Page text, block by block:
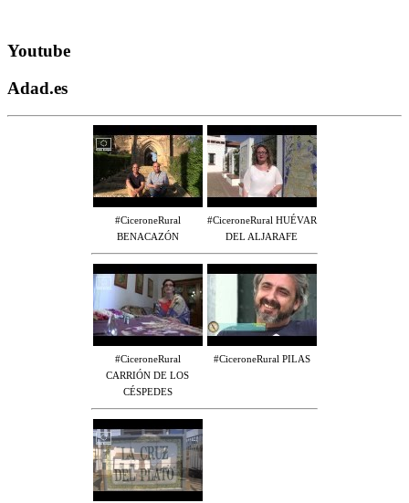
Youtube
Adad.es
#CiceroneRural
BENACAZÓN
#CiceroneRural HUÉVAR
DEL ALJARAFE
#CiceroneRural
CARRIÓN DE LOS
CÉSPEDES
#CiceroneRural PILAS